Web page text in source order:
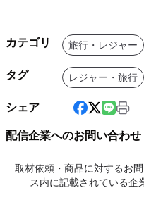
カテゴリ 旅行・レジャー
タグ レジャー・旅行
シェア
配信企業へのお問い合わせ
取材依頼・商品に対するお
ス内に記載されている企